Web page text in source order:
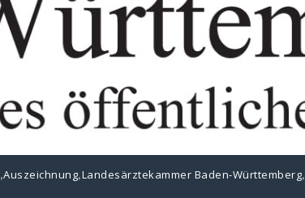
,Auszeichnung,Landesärztekammer Baden-Württemberg,